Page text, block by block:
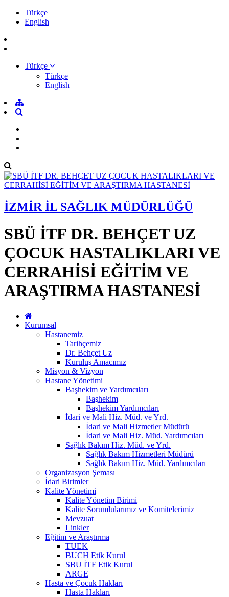
Türkçe
English
Türkçe
Türkçe
English
İZMİR İL SAĞLIK MÜDÜRLÜĞÜ
SBÜ İTF DR. BEHÇET UZ
ÇOCUK HASTALIKLARI VE
CERRAHİSİ EĞİTİM VE
ARAŞTIRMA HASTANESİ
Kurumsal
Hastanemiz
Tarihçemiz
Dr. Behçet Uz
Kuruluş Amacımız
Misyon & Vizyon
Hastane Yönetimi
Başhekim ve Yardımcıları
Başhekim
Başhekim Yardımcıları
İdari ve Mali Hiz. Müd. ve Yrd.
İdari ve Mali Hizmetler Müdürü
İdari ve Mali Hiz. Müd. Yardımcıları
Sağlık Bakım Hiz. Müd. ve Yrd.
Sağlık Bakım Hizmetleri Müdürü
Sağlık Bakım Hiz. Müd. Yardımcıları
Organizasyon Şeması
İdari Birimler
Kalite Yönetimi
Kalite Yönetim Birimi
Kalite Sorumlularımız ve Komitelerimiz
Mevzuat
Linkler
Eğitim ve Araştırma
TUEK
BUCH Etik Kurul
SBU İTF Etik Kurul
ARGE
Hasta ve Çocuk Hakları
Hasta Hakları